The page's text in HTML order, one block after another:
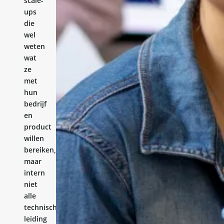
ups
die
wel
weten
wat
ze
met
hun
bedrijf
en
product
willen
bereiken,
maar
intern
niet
alle
technische
leiding